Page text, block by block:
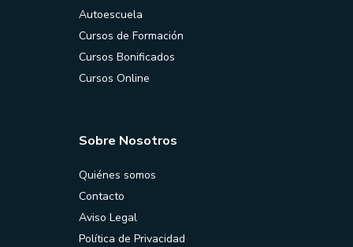
Autoescuela
Cursos de Formación
Cursos Bonificados
Cursos Online
Sobre Nosotros
Quiénes somos
Contacto
Aviso Legal
Política de Privacidad